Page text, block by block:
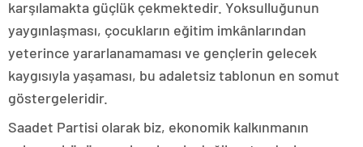
karşılamakta güçlük çekmektedir. Yoksulluğunun
yaygınlaşması, çocukların eğitim imkânlarından
yeterince yararlanamaması ve gençlerin gelecek
kaygısıyla yaşaması, bu adaletsiz tablonun en somut
göstergeleridir.
Saadet Partisi olarak biz, ekonomik kalkınmanın